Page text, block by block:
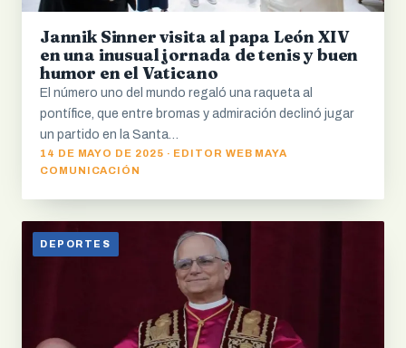
Jannik Sinner visita al papa León XIV
en una inusual jornada de tenis y buen
humor en el Vaticano
El número uno del mundo regaló una raqueta al
pontífice, que entre bromas y admiración declinó jugar
un partido en la Santa…
14 DE MAYO DE 2025 · EDITOR WEB MAYA
COMUNICACIÓN
DEPORTES